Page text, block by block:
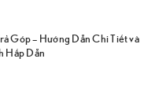
Góp – Hướng Dẫn Chi Tiết và
Hấp Dẫn